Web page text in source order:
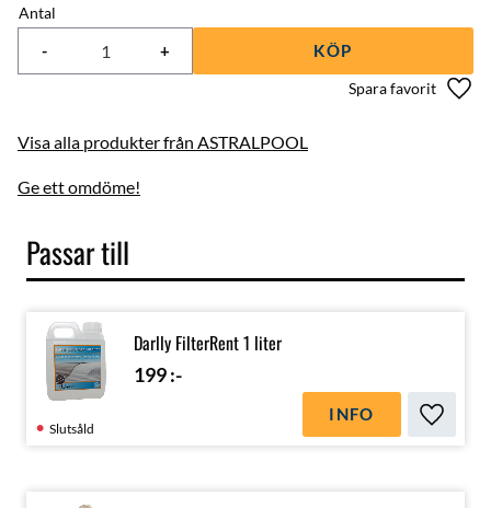
Antal
+
- KÖP
Visa alla produkter från ASTRALPOOL
Ge ett omdöme!
Passar till
Darlly FilterRent 1 liter
199:-
Lägg
Slutsåld
INFO